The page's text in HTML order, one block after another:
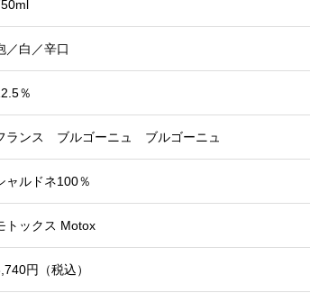
／白／辛口
％
ランス ブルゴーニュ ブルゴーニュ
ャルドネ100％
トックス Motox
円（税込）